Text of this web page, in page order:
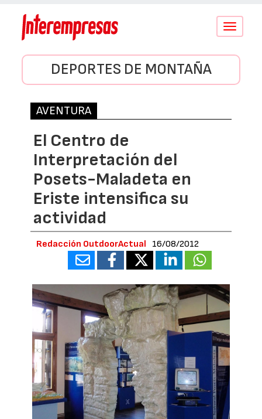
Conmutar
DEPORTES DE MONTAÑA
AVENTURA
El Centro de
Interpretación del
Posets-Maladeta en
Eriste intensifica su
actividad
Redacción OutdoorActual 16/08/2012